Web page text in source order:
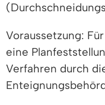
Voraussetzung:
eine
Verfahren durch